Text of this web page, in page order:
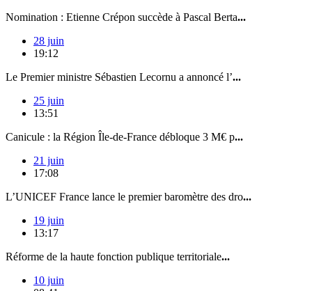
Nomination : Etienne Crépon succède à Pascal Berta...
28 juin
19:12
Le Premier ministre Sébastien Lecornu a annoncé l’...
25 juin
13:51
Canicule : la Région Île-de-France débloque 3 M€ p...
21 juin
17:08
L’UNICEF France lance le premier baromètre des dro...
19 juin
13:17
Réforme de la haute fonction publique territoriale...
10 juin